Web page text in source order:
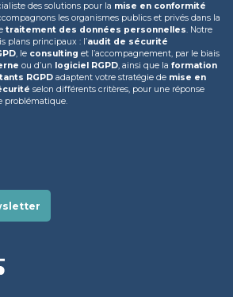
des solutions pour la mise en conformité
les organismes publics et privés dans la
traitement des données personnelles. Notre
plans principaux : l’audit de sécurité
, le consulting et l’accompagnement, par le biais
ou d’un logiciel RGPD, ainsi que la formation
RGPD adaptent votre stratégie de mise en
selon différents critères, pour une réponse
problématique.